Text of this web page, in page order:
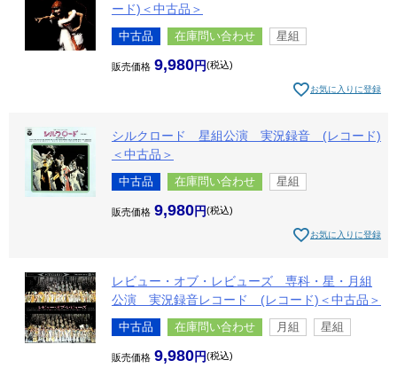
ード)＜中古品＞
中古品 在庫問い合わせ 星組
販売価格 9,980 税込
お気に入りに登録
シルクロード 星組公演 実況録音 (レコード)
＜中古品＞
中古品 在庫問い合わせ 星組
販売価格 9,980 税込
お気に入りに登録
レビュー・オブ・レビューズ 専科・星・月組
公演 実況録音レコード (レコード)＜中古品＞
中古品 在庫問い合わせ 月組 星組
販売価格 9,980 税込